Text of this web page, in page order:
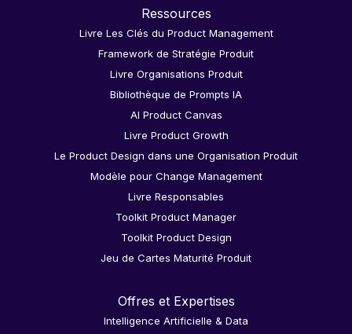
Ressources
Livre Les Clés du Product Management
Framework de Stratégie Produit
Livre Organisations Produit
Bibliothèque de Prompts IA
AI Product Canvas
Livre Product Growth
Le Product Design dans une Organisation Produit
Modèle pour Change Management
Livre Responsables
Toolkit Product Manager
Toolkit Product Design
Jeu de Cartes Maturité Produit
Offres et Expertises
Intelligence Artificielle & Data